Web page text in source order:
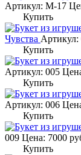
Артикул: М-17
Купить
Чувства Артикул:
Купить
Артикул: 005
Купить
Артикул: 006
Купить
009 Цена: 7000
Купить